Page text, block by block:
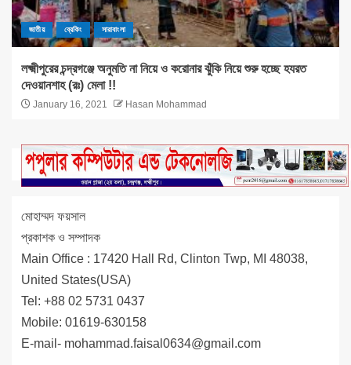
জাতীয় ব্রেকিং সারাবাংলা
লক্ষ্মীপুরের চন্দ্রগঞ্জে অনুমতি না নিয়ে ও করোনার ঝুঁকি নিয়ে শুরু হচ্ছে হযরত
দেওয়ানশাহ (রঃ) মেলা !!
January 16, 2021 Hasan Mohammad
মোহাম্মদ ফয়সাল
প্রকাশক ও সম্পাদক
Main Office : 17420 Hall Rd, Clinton Twp, MI 48038,
United States(USA)
Tel: +88 02 5731 0437
Mobile: 01619-630158
E-mail- mohammad.faisal0634@gmail.com